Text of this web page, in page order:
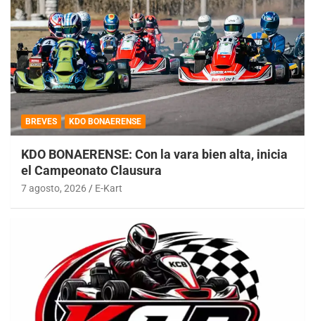
BREVES KDO BONAERENSE
KDO BONAERENSE: Con la vara bien alta, inicia
el Campeonato Clausura
7 agosto, 2026 E-Kart